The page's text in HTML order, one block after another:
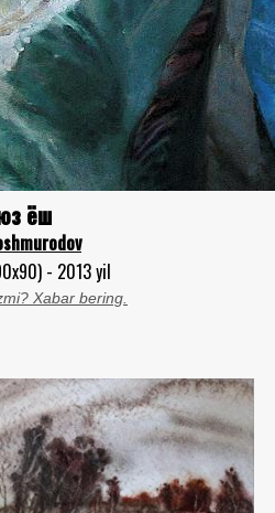
ёш
- 2013 yil
Xabar bering.